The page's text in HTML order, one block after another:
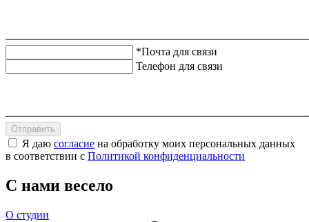
*Почта для связи
Телефон для связи
Отправить
Я даю согласие на обработку моих персональных данных
в соответствии с Политикой конфиденциальности
С нами весело
О студии